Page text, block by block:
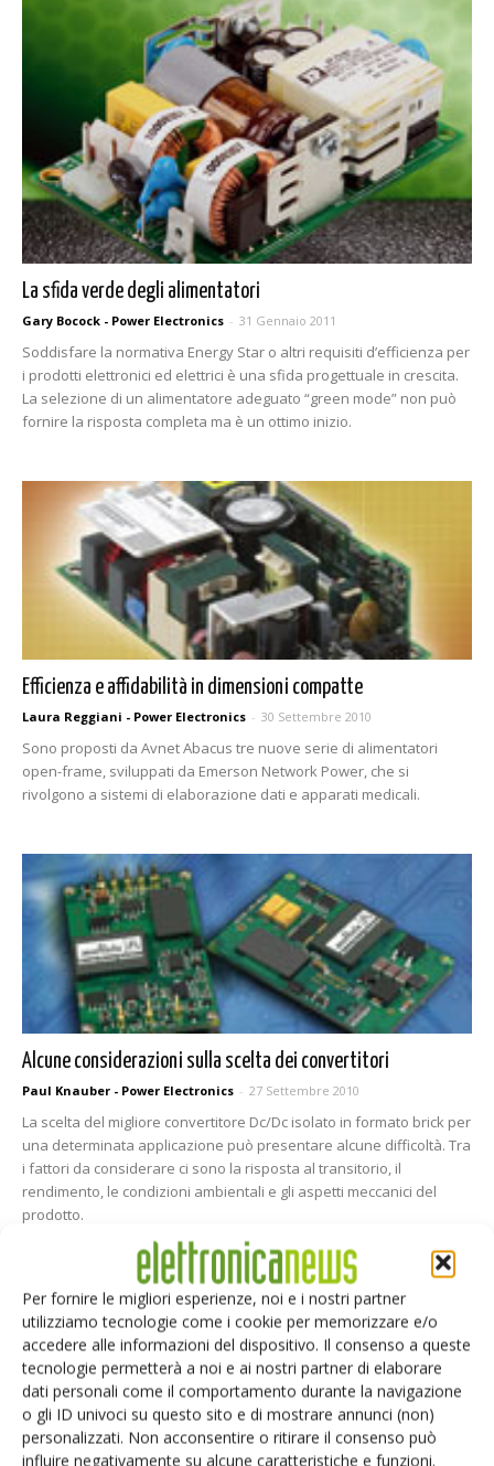
Per fornire le migliori esperienze, noi e i nostri partner
utilizziamo tecnologie come i cookie per memorizzare e/o
accedere alle informazioni del dispositivo. Il consenso a queste
tecnologie permetterà a noi e ai nostri partner di elaborare
dati personali come il comportamento durante la navigazione
o gli ID univoci su questo sito e di mostrare annunci (non)
personalizzati. Non acconsentire o ritirare il consenso può
influire negativamente su alcune caratteristiche e funzioni.
La sfida verde degli alimentatori
Gary Bocock - Power Electronics - 31 Gennaio 2011
Soddisfare la normativa Energy Star o altri requisiti d’efficienza per
i prodotti elettronici ed elettrici è una sfida progettuale in crescita.
La selezione di un alimentatore adeguato “green mode” non può
fornire la risposta completa ma è un ottimo inizio.
Efficienza e affidabilità in dimensioni compatte
Laura Reggiani - Power Electronics - 30 Settembre 2010
Sono proposti da Avnet Abacus tre nuove serie di alimentatori
open-frame, sviluppati da Emerson Network Power, che si
rivolgono a sistemi di elaborazione dati e apparati medicali.
Alcune considerazioni sulla scelta dei convertitori
Paul Knauber - Power Electronics - 27 Settembre 2010
La scelta del migliore convertitore Dc/Dc isolato in formato brick per
una determinata applicazione può presentare alcune difficoltà. Tra
i fattori da considerare ci sono la risposta al transitorio, il
rendimento, le condizioni ambientali e gli aspetti meccanici del
prodotto.